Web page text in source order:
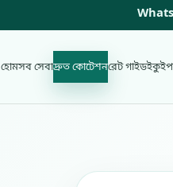
হোমসব সেবাদ্রুত কোটেশনরেট গাইড